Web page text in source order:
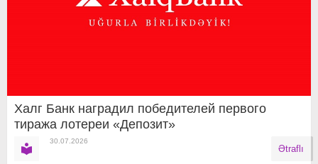
Халг Банк наградил победителей первого
тиража лотереи «Депозит»
30.07.2026
Ətraflı